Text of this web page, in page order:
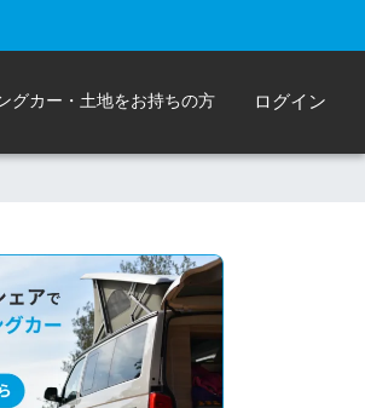
グカー・土地をお持ちの方 ログイン